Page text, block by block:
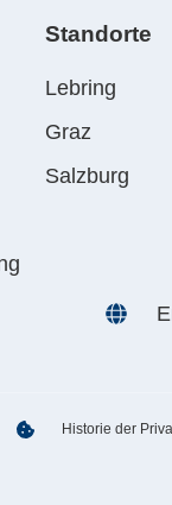
Standorte
Lebring
Graz
Salzburg
Historie der